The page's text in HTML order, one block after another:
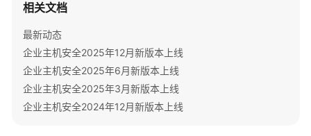
绍
计
费
说
明
相关文档
最新动态
企业主机安全2025年12月新版本上线
企业主机安全2025年6月新版本上线
企业主机安全2025年3月新版本上线
企业主机安全2024年12月新版本上线